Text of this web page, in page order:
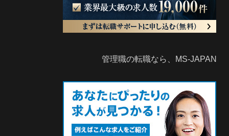
管理職の転職なら、MS-JAPAN